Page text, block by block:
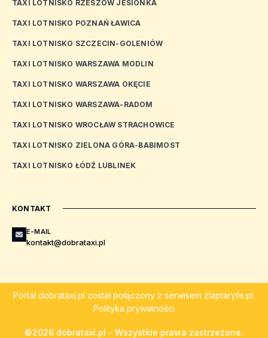
TAXI LOTNISKO RZESZÓW JESIONKA
TAXI LOTNISKO POZNAŃ ŁAWICA
TAXI LOTNISKO SZCZECIN-GOLENIÓW
TAXI LOTNISKO WARSZAWA MODLIN
TAXI LOTNISKO WARSZAWA OKĘCIE
TAXI LOTNISKO WARSZAWA-RADOM
TAXI LOTNISKO WROCŁAW STRACHOWICE
TAXI LOTNISKO ZIELONA GÓRA-BABIMOST
TAXI LOTNISKO ŁÓDŹ LUBLINEK
KONTAKT
E-MAIL
kontakt@dobrataxi.pl
Portal dobrataxi.pl został połączony z serwisem zlaptaryfe.pl.
Polityka prywatności
©2026 dobrataxi.pl - Wszystkie prawa zastrzeżone.